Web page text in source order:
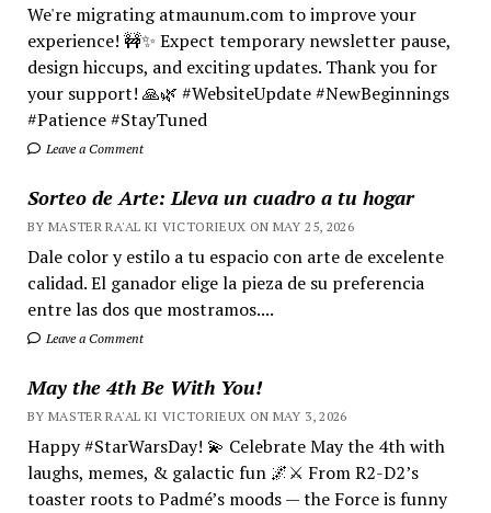
We're migrating atmaunum.com to improve your
experience! 🚧✨ Expect temporary newsletter pause,
design hiccups, and exciting updates. Thank you for
your support! 🙏🌿 #WebsiteUpdate #NewBeginnings
#Patience #StayTuned
Leave a Comment
Sorteo de Arte: Lleva un cuadro a tu hogar
BY MASTER RA'AL KI VICTORIEUX ON MAY 25, 2026
Dale color y estilo a tu espacio con arte de excelente
calidad. El ganador elige la pieza de su preferencia
entre las dos que mostramos....
Leave a Comment
May the 4th Be With You!
BY MASTER RA'AL KI VICTORIEUX ON MAY 3, 2026
Happy #StarWarsDay! 💫 Celebrate May the 4th with
laughs, memes, & galactic fun 🌌⚔️ From R2-D2’s
toaster roots to Padmé’s moods — the Force is funny